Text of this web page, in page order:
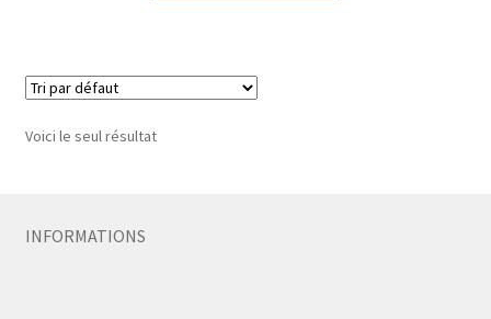
Voici le seul résultat
INFORMATIONS